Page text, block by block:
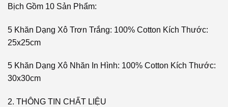
Bịch Gồm 10 Sản Phẩm:
5 Khăn Dạng Xô Trơn Trắng: 100% Cotton Kích Thước:
25x25cm
5 Khăn Dạng Xô Nhăn In Hình: 100% Cotton Kích Thước:
30x30cm
2. THÔNG TIN CHẤT LIỆU